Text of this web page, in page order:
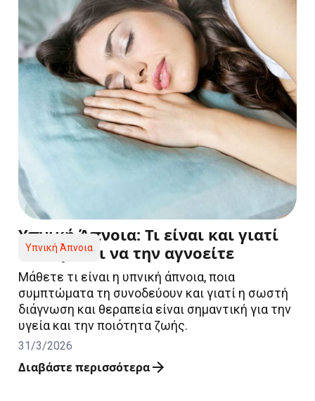
Υπνική Άπνοια
Υπνική Άπνοια: Τι είναι και γιατί
δεν πρέπει να την αγνοείτε
Μάθετε τι είναι η υπνική άπνοια, ποια
συμπτώματα τη συνοδεύουν και γιατί η σωστή
διάγνωση και θεραπεία είναι σημαντική για την
υγεία και την ποιότητα ζωής.
31/3/2026
Διαβάστε περισσότερα